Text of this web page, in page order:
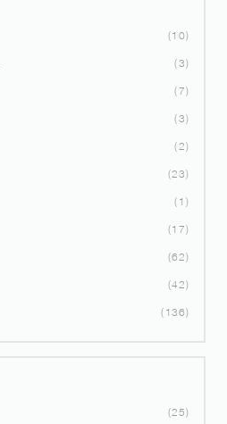
10
3
7
3
2
23
1
17
62
42
136
25